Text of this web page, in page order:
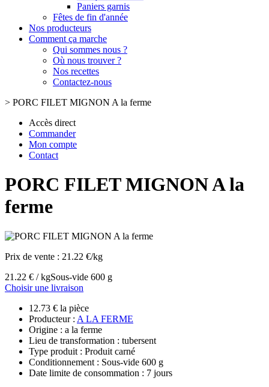
Paniers garnis
Fêtes de fin d'année
Nos producteurs
Comment ça marche
Qui sommes nous ?
Où nous trouver ?
Nos recettes
Contactez-nous
> PORC FILET MIGNON A la ferme
Accès direct
Commander
Mon compte
Contact
PORC FILET MIGNON A la
ferme
Prix de vente : 21.22 €/kg
21.22 € / kgSous-vide 600 g
Choisir une livraison
12.73 € la pièce
Producteur : A LA FERME
Origine : a la ferme
Lieu de transformation : tubersent
Type produit : Produit carné
Conditionnement : Sous-vide 600 g
Date limite de consommation : 7 jours